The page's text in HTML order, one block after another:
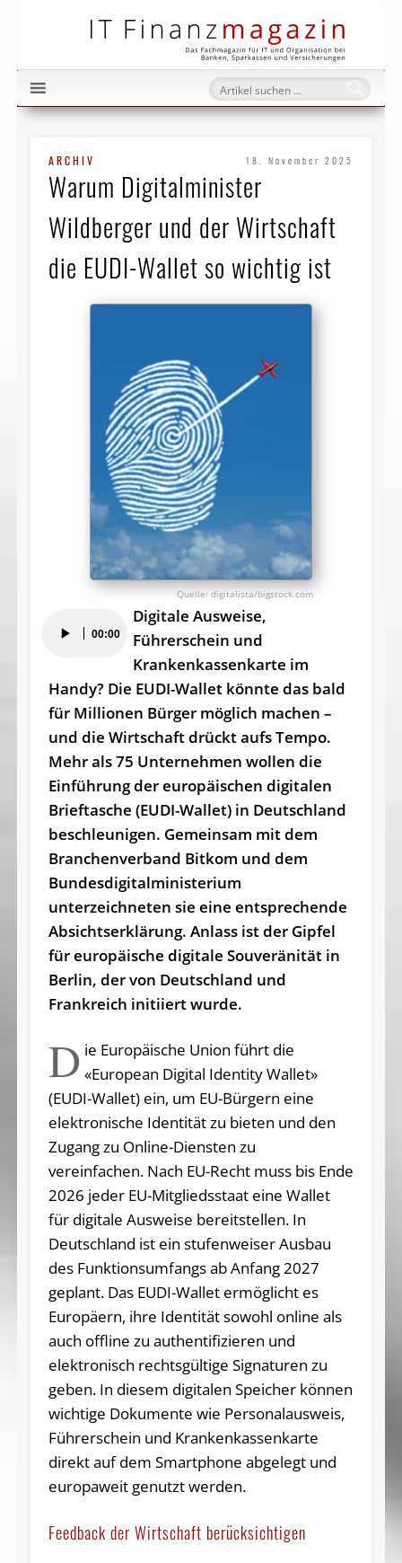
ARCHIV 18. November 2025
Warum Digitalminister
Wildberger und der Wirtschaft
die EUDI-Wallet so wichtig ist
digitalista/bigstock.com
Player 00:00
Digitale Ausweise,
Führerschein und
Krankenkassenkarte im
Handy? Die EUDI-Wallet könnte das bald
für Millionen Bürger möglich machen –
und die Wirtschaft drückt aufs Tempo.
Mehr als 75 Unternehmen wollen die
Einführung der europäischen digitalen
Brieftasche (EUDI-Wallet) in Deutschland
beschleunigen. Gemeinsam mit dem
Branchenverband Bitkom und dem
Bundesdigitalministerium
unterzeichneten sie eine entsprechende
Absichtserklärung. Anlass ist der Gipfel
für europäische digitale Souveränität in
Berlin, der von Deutschland und
Frankreich initiiert wurde.
D ie Europäische Union führt die
«European Digital Identity Wallet»
(EUDI-Wallet) ein, um EU-Bürgern eine
elektronische Identität zu bieten und den
Zugang zu Online-Diensten zu
vereinfachen. Nach EU-Recht muss bis Ende
2026 jeder EU-Mitgliedsstaat eine Wallet
für digitale Ausweise bereitstellen. In
Deutschland ist ein stufenweiser Ausbau
des Funktionsumfangs ab Anfang 2027
geplant. Das EUDI-Wallet ermöglicht es
Europäern, ihre Identität sowohl online als
auch offline zu authentifizieren und
elektronisch rechtsgültige Signaturen zu
geben. In diesem digitalen Speicher können
wichtige Dokumente wie Personalausweis,
Führerschein und Krankenkassenkarte
direkt auf dem Smartphone abgelegt und
europaweit genutzt werden.
Feedback der Wirtschaft berücksichtigen